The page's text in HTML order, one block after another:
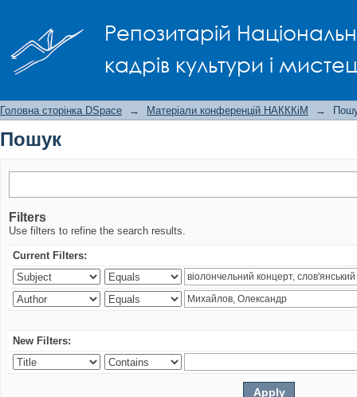
Репозитарій
кадрів культури і
Головна сторінка DSpace → Матеріали конференцій НАКККіМ →
Пошук
Filters
Use filters to refine the search results.
Current Filters:
New Filters: